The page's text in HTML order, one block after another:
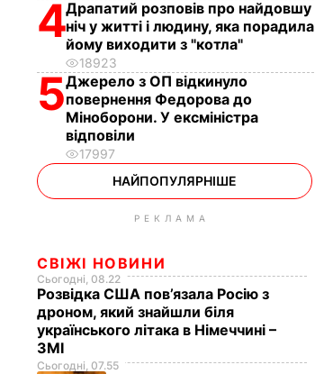
4Драпатий розповів про найдовшу
ніч у житті і людину, яка порадила
йому виходити з "котла"
18923
5Джерело з ОП відкинуло
повернення Федорова до
Міноборони. У ексміністра
відповіли
17997
НАЙПОПУЛЯРНІШЕ
РЕКЛАМА
СВІЖІ НОВИНИ
Сьогодні, 08.22
Розвідка США пов’язала Росію з
дроном, який знайшли біля
українського літака в Німеччині –
ЗМІ
Сьогодні, 07.55